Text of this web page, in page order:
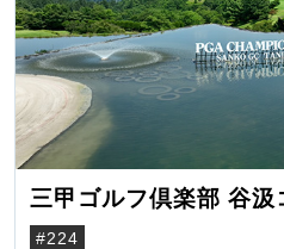
三甲ゴルフ倶楽部 谷
#224